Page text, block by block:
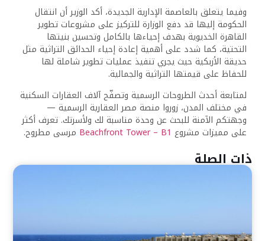
وفيما يتعلق بالعاصمة الإدارية الجديدة، أكد الوزير أن انتقال
الحكومة إليها قد دفع الوزارة للتركيز على مشروعات تطوير
القاهرة الخديوية بهدف إحياءها بالكامل وتحسين بنيتها
التحتية، كما شدد على أهمية إعادة إحياء الحدائق التراثية مثل
حديقة الأزبكية حيث يجري تنفيذ عمليات تطوير شاملة لها
للحفاظ على قيمتها التراثية والجمالية.
لمتابعة أحدث الطروحات الرسمية وتصفّح آلاف العقارات السكنية
في مختلف المدن، زوروا منصة مصر العقارية الرسمية —
وجهتكم الآمنة للبحث عن وحدة مناسبة لك ولأسرتك. تعرف أكثر
على مميزات مشروع Beachfront Tower – B1 مرسى مطروح.
ذات الصلة